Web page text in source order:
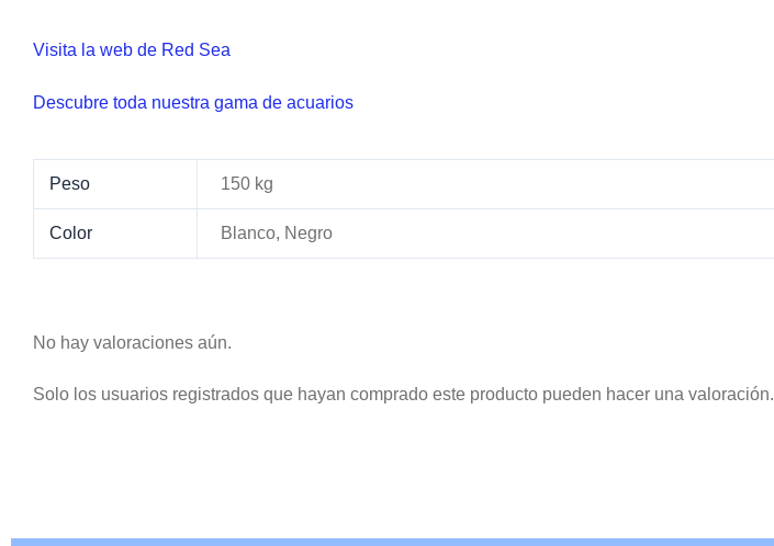
Visita la web de Red Sea
Descubre toda nuestra gama de acuarios
Peso 150 kg
Color Blanco, Negro
No hay valoraciones aún.
Solo los usuarios registrados que hayan comprado este producto pueden hacer una valoración.